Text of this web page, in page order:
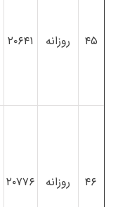
۴۵ روزانه ۲۰۶۴۱
۴۶ روزانه ۲۰۷۷۶